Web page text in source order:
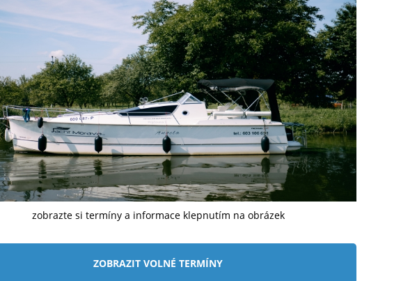
zobrazte si termíny a informace klepnutím na obrázek
ZOBRAZIT VOLNÉ TERMÍNY